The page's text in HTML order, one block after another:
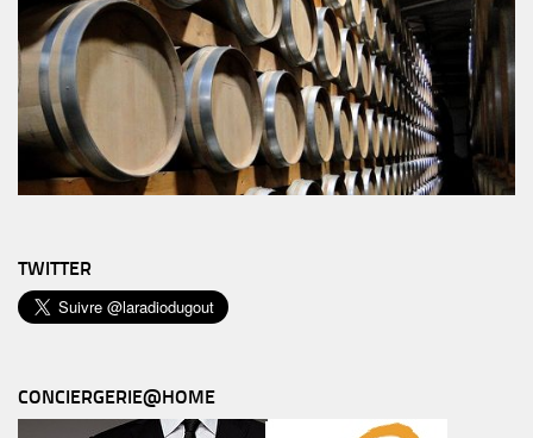
TWITTER
CONCIERGERIE@HOME